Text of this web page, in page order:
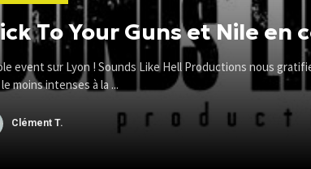
To Your Guns et Nile en
event sur Lyon ! Sounds Like Hell Productions nous
moins intenses à la ...
Clément T.